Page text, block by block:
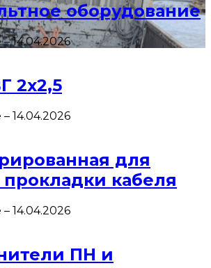
оборудование
–14.04.2026
2х2,5
– 14.04.2026
для
кабеля
– 14.04.2026
ПН и